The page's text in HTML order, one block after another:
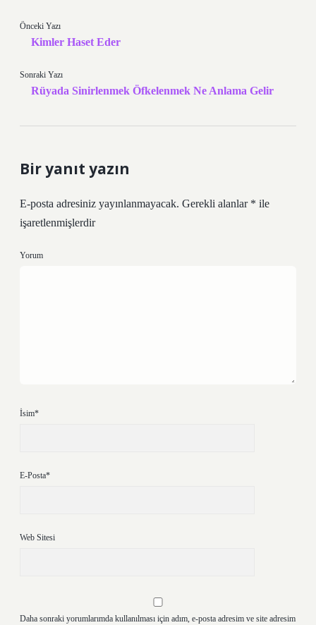
Önceki Yazı
Kimler Haset Eder
Sonraki Yazı
Rüyada Sinirlenmek Öfkelenmek Ne Anlama Gelir
Bir yanıt yazın
E-posta adresiniz yayınlanmayacak. Gerekli alanlar * ile
işaretlenmişlerdir
Yorum
İsim*
E-Posta*
Web Sitesi
Daha sonraki yorumlarımda kullanılması için adım, e-posta adresim ve site adresim